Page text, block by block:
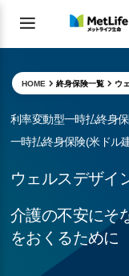
HOME 終身保険一覧 ウ
利率変動型一時払終身
一時払終身保険(米ドル
ウェルスデザイ
介護の不安にそ
をおくるために